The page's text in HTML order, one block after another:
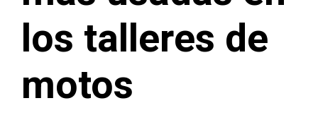
los talleres de
motos